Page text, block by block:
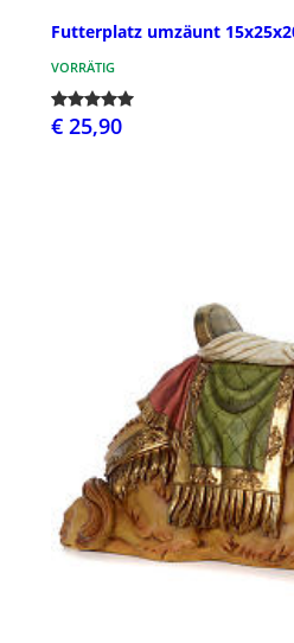
Futterplatz umzäunt
VORRÄTIG
€ 25,90